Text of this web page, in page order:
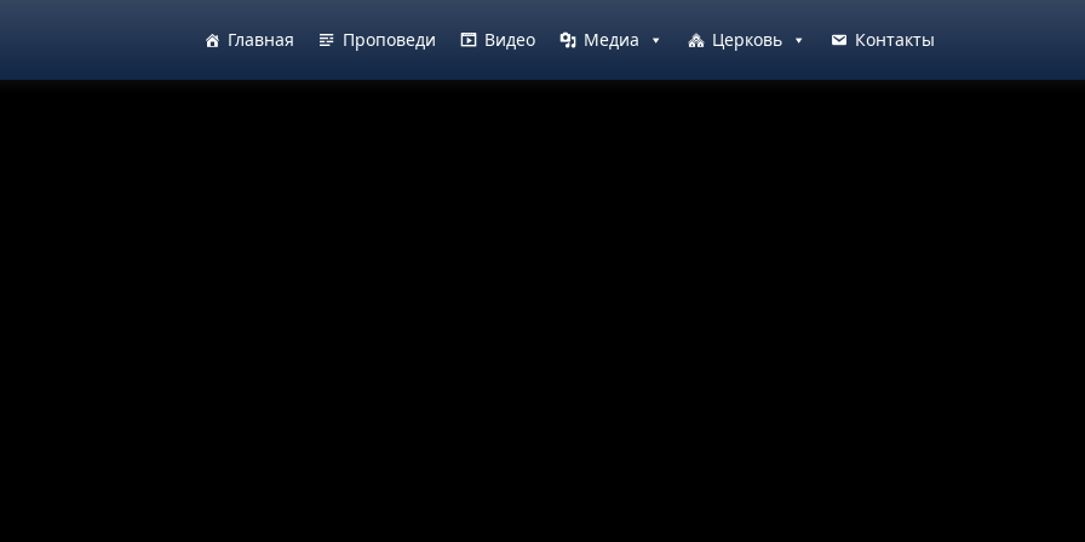
Главная Проповеди Видео Медиа Церковь Контакты